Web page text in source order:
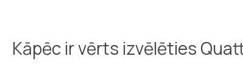
Kāpēc ir vērts izvēlēties